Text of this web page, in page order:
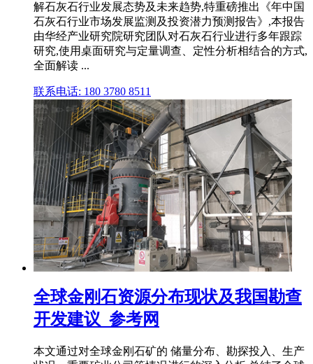
解石灰石行业发展态势及未来趋势,特重磅推出《年中国
石灰石行业市场发展监测及投资潜力预测报告》,本报告
由华经产业研究院研究团队对石灰石行业进行多年跟踪
研究,使用桌面研究与定量调查、定性分析相结合的方式,
全面解读 ...
联系电话: 180 3780 8511
全球金刚石资源分布现状及我国勘查
开发建议_参考网
本文通过对全球金刚石矿的 储量分布、勘探投入、生产